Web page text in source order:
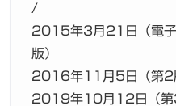
/
2015年3月21日（電
版）
2016年11月5日（第2
2019年10月12日（第3